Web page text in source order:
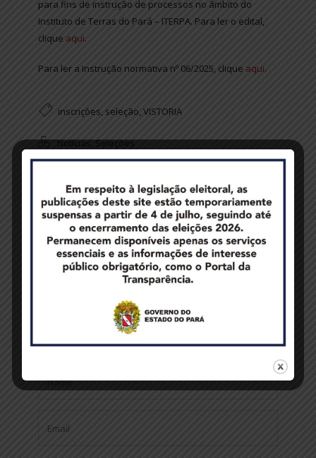
para fins de instrução de processos no âmbito do
Instituto de Terras do Pará – ITERPA. Para ler o edital,
clique aqui.
Para ler a Instrução normativa nº 06/2025, clique aqui.
inscrições, seleção, VISTORIA
Notícias,Seleções
Give a Reply